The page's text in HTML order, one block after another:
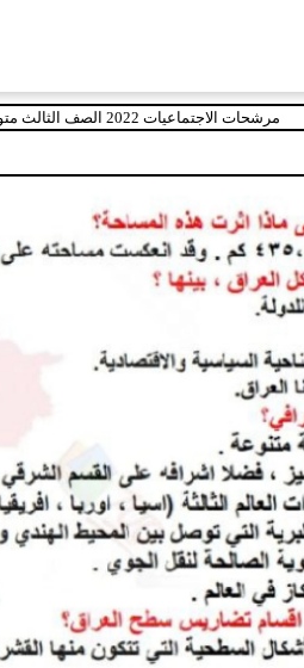
مرشحات الاجتماعيات 2022 الصف الثالث متوسط مهمات الوزاري المنهج الجديد